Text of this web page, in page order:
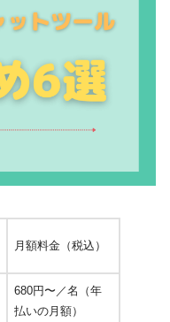
月額料金（税込）
680円〜／名（年
払いの月額）